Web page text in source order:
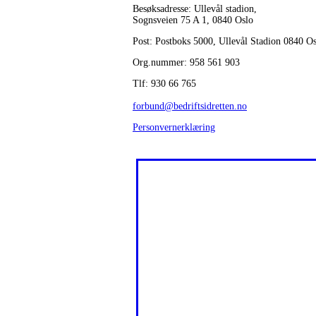
Besøksadresse: Ullevål stadion,
Sognsveien 75 A 1, 0840 Oslo
Post: Postboks 5000, Ullevål Stadion 0840
Org.nummer: 958 561 903
Tlf: 930 66 765
forbund@bedriftsidretten.no
Personvernerklæring